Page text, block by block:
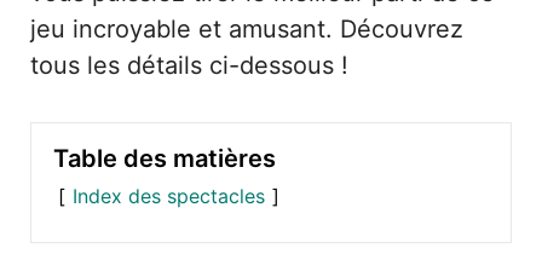
jeu incroyable et amusant. Découvrez
tous les détails ci-dessous !
Table des matières
Index des spectacles